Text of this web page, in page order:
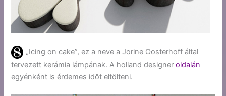
„Icing on cake”, ez a neve a Jorine Oosterhoff által
tervezett kerámia lámpának. A holland designeroldalán
egyénként is érdemes időt eltölteni.